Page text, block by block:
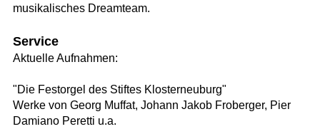
musikalisches Dreamteam.
Service
Aktuelle Aufnahmen:
"Die Festorgel des Stiftes Klosterneuburg"
Werke von Georg Muffat, Johann Jakob Froberger, Pier
Damiano Peretti u.a.